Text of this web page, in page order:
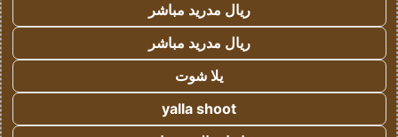
ريال مدريد مباشر
ريال مدريد مباشر
يلا شوت
yalla shoot